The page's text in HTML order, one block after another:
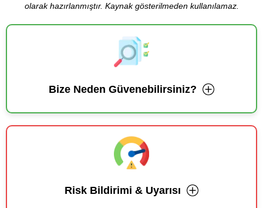
olarak hazırlanmıştır. Kaynak gösterilmeden kullanılamaz.
Bize Neden Güvenebilirsiniz?
Risk Bildirimi & Uyarısı